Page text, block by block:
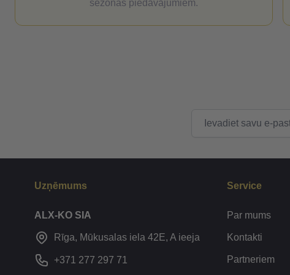
sezonas piedāvājumiem.
Uzņēmums
ALX-KO SIA
Rīga, Mūkusalas iela 42E, A ieeja
+371 277 297 71
Service
Par mums
Kontakti
Partneriem